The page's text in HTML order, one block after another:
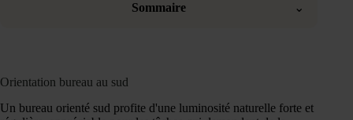
Sommaire ⌄
Orientation bureau au sud
Un bureau orienté sud profite d'une luminosité naturelle forte et